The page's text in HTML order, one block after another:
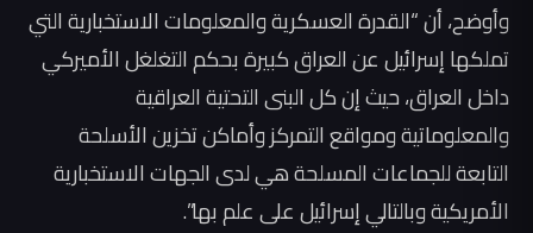
وأوضح، أن “القدرة العسكرية والمعلومات الاستخبارية التي
تملكها إسرائيل عن العراق كبيرة بحكم التغلغل الأميركي
داخل العراق، حيث إن كل البنى التحتية العراقية
والمعلوماتية ومواقع التمركز وأماكن تخزين الأسلحة
التابعة للجماعات المسلحة هي لدى الجهات الاستخبارية
الأمريكية وبالتالي إسرائيل على علم بها”.